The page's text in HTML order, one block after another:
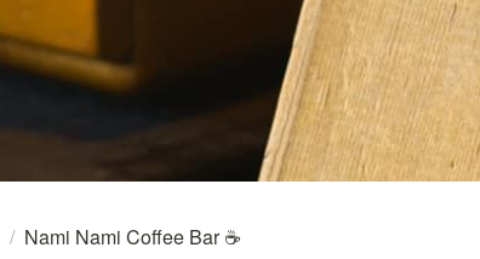
/ Nami Nami Coffee Bar ☕